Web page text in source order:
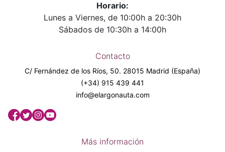
Horario:
Lunes a Viernes, de 10:00h a 20:30h
Sábados de 10:30h a 14:00h
Contacto
C/ Fernández de los Ríos, 50. 28015 Madrid (España)
(+34) 915 439 441
info@elargonauta.com
Más información